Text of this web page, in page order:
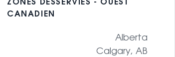
ZONES DESSERVIES - OUEST
CANADIEN
Alberta
Calgary, AB